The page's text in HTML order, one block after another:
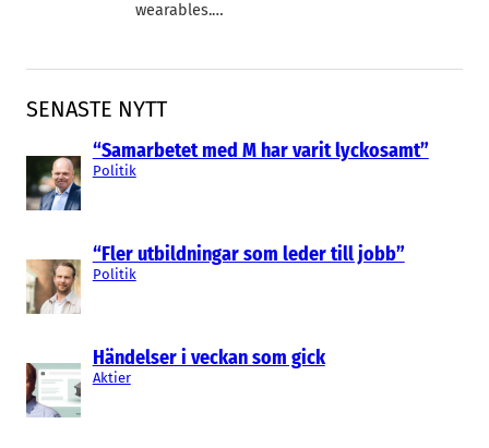
SENASTE NYTT
“Samarbetet med M har varit lyckosamt”
Politik
“Fler utbildningar som leder till jobb”
Politik
Händelser i veckan som gick
Aktier
wearables.…